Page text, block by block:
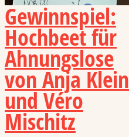
Gewinnspiel:
Hochbeet für
Ahnungslose
von Anja Klein
und Véro
Mischitz